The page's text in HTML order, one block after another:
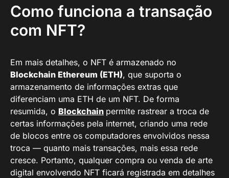
Como funciona a transação
com NFT?
Em mais detalhes, o NFT é armazenado no
Blockchain Ethereum (ETH), que suporta o
armazenamento de informações extras que
diferenciam uma ETH de um NFT. De forma
resumida, o Blockchain permite rastrear a troca de
certas informações pela internet, criando uma rede
de blocos entre os computadores envolvidos nessa
troca — quanto mais transações, mais essa rede
cresce. Portanto, qualquer compra ou venda de arte
digital envolvendo NFT ficará registrada em detalhes